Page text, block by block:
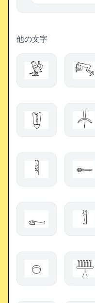
他の文字
𓅶 𓀐
𓋐 𓐧
𓌞 𓄡
𓀿 𓀾
𓇸 𓊰